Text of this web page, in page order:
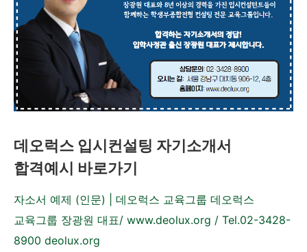
데오럭스 입시컨설팅 자기소개서
합격예시 바로가기
자소서 예제 (인문) | 데오럭스 교육그룹 데오럭스
교육그룹 장광원 대표/ www.deolux.org / Tel.02-3428-
8900 deolux.org